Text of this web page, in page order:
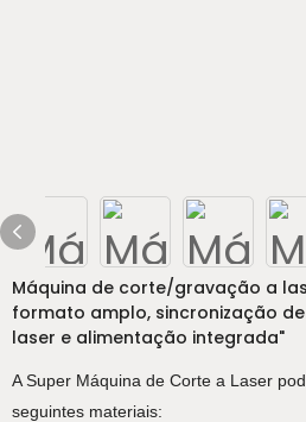
Máquina de corte/gravação a
formato amplo, sincronização
laser e alimentação integrada"
A Super Máquina de Corte a Laser
seguintes materiais: